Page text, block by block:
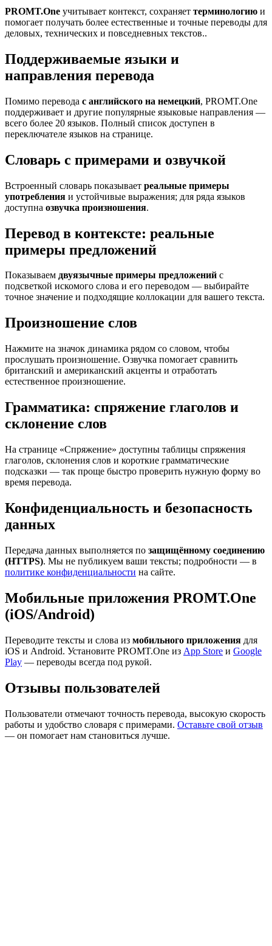
PROMT.One учитывает контекст, сохраняет терминологию и
помогает получать более естественные и точные переводы для
деловых, технических и повседневных текстов..
Поддерживаемые языки и
направления перевода
Помимо перевода с английского на немецкий, PROMT.One
поддерживает и другие популярные языковые направления —
всего более 20 языков. Полный список доступен в
переключателе языков на странице.
Словарь с примерами и озвучкой
Встроенный словарь показывает реальные примеры
употребления и устойчивые выражения; для ряда языков
доступна озвучка произношения.
Перевод в контексте: реальные
примеры предложений
Показываем двуязычные примеры предложений с
подсветкой искомого слова и его переводом — выбирайте
точное значение и подходящие коллокации для вашего текста.
Произношение слов
Нажмите на значок динамика рядом со словом, чтобы
прослушать произношение. Озвучка помогает сравнить
британский и американский акценты и отработать
естественное произношение.
Грамматика: спряжение глаголов и
склонение слов
На странице «Спряжение» доступны таблицы спряжения
глаголов, склонения слов и короткие грамматические
подсказки — так проще быстро проверить нужную форму во
время перевода.
Конфиденциальность и безопасность
данных
Передача данных выполняется по защищённому соединению
(HTTPS). Мы не публикуем ваши тексты; подробности — в
политике конфиденциальности на сайте.
Мобильные приложения PROMT.One
(iOS/Android)
Переводите тексты и слова из мобильного приложения для
iOS и Android. Установите PROMT.One из App Store и Google
Play — переводы всегда под рукой.
Отзывы пользователей
Пользователи отмечают точность перевода, высокую скорость
работы и удобство словаря с примерами. Оставьте свой отзыв
— он помогает нам становиться лучше.